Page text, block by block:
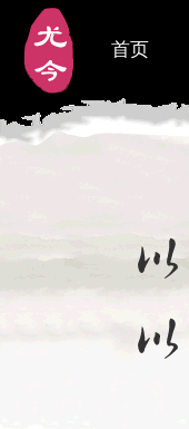
首页